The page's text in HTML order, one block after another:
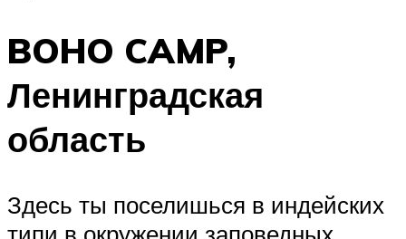
BOHO CAMP,
Ленинградская
область
Здесь ты поселишься в индейских